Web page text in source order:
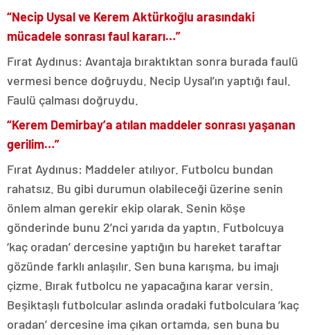
“Necip Uysal ve Kerem Aktürkoğlu arasındaki
mücadele sonrası faul kararı…”
Fırat Aydınus: Avantaja bıraktıktan sonra burada faulü
vermesi bence doğruydu. Necip Uysal’ın yaptığı faul.
Faulü çalması doğruydu.
“Kerem Demirbay’a atılan maddeler sonrası yaşanan
gerilim…”
Fırat Aydınus: Maddeler atılıyor. Futbolcu bundan
rahatsız. Bu gibi durumun olabileceği üzerine senin
önlem alman gerekir ekip olarak. Senin köşe
gönderinde bunu 2’nci yarıda da yaptın. Futbolcuya
‘kaç oradan’ dercesine yaptığın bu hareket taraftar
gözünde farklı anlaşılır. Sen buna karışma, bu imajı
çizme. Bırak futbolcu ne yapacağına karar versin.
Beşiktaşlı futbolcular aslında oradaki futbolculara ‘kaç
oradan’ dercesine ima çıkan ortamda, sen buna bu